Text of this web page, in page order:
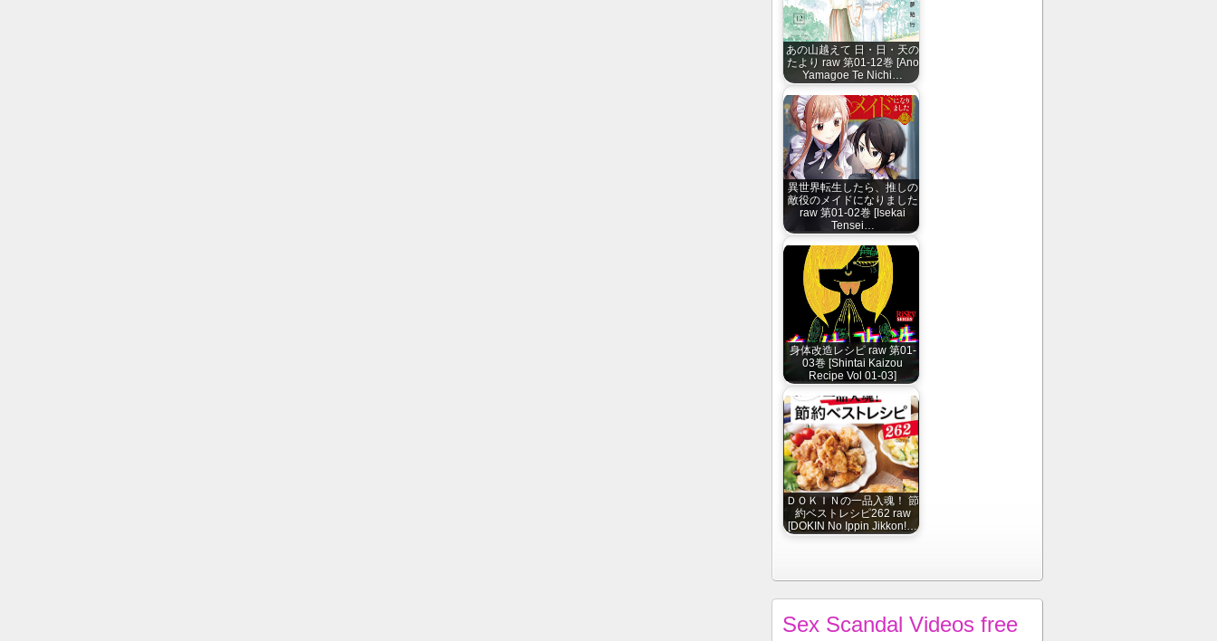
あの山越えて 日・日・天の
たより raw 第01-12巻 [Ano
Yamagoe Te Nichi…
異世界転生したら、推しの
敵役のメイドになりました
raw 第01-02巻 [Isekai
Tensei…
身体改造レシピ raw 第01-
03巻 [Shintai Kaizou
Recipe Vol 01-03]
ＤＯＫＩＮの一品入魂！ 節
約ベストレシピ262 raw
[DOKIN No Ippin Jikkon!…
Sex Scandal Videos free